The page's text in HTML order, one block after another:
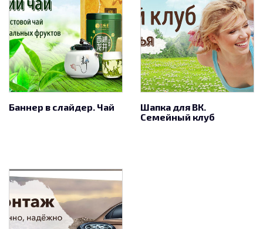
Баннер в слайдер. Чай
Шапка для ВК.
Семейный клуб